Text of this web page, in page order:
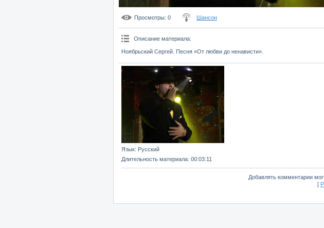
Просмотры: 0 Шансон
Описание материала:
Ноябрьский Сергей. Песня «От любви до ненависти».
Язык: Русский
Длительность материала: 00:03:11
Добавлять комментарии
[